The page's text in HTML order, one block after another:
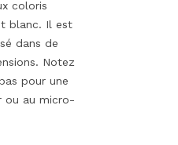
coloris
blanc. Il est
dans de
Notez
pour une
ou au micro-